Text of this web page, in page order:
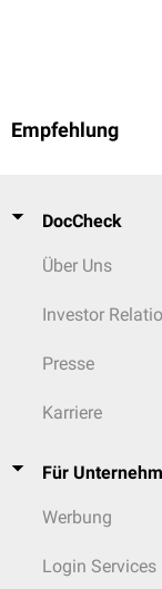
von L2 stammen aus
Th1 bis L2. Oberhalb
Empfehlung
DocCheck
Über Uns
Investor
Presse
Karriere
Für
Werbung
Login Services